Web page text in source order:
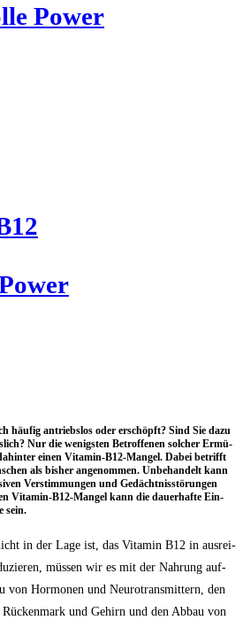
Power
häu­fig antriebs­los oder erschöpft? Sind Sie dazu
Nur die wenigs­ten Betrof­fe­nen sol­cher Ermü­
einen Vit­amin-B12-Man­gel. Dabei betrifft
als bis­her ange­nom­men. Unbe­han­delt kann
Ver­stim­mun­gen und Gedächt­nis­stö­run­gen
Vit­amin-B12-Man­gel kann die dau­er­haf­te Ein­
sein.
in der Lage ist, das Vit­amin B12 in aus­rei­
müs­sen wir es mit der Nah­rung auf­
von Hor­mo­nen und Neu­ro­trans­mit­tern, den
und Gehirn und den Abbau von